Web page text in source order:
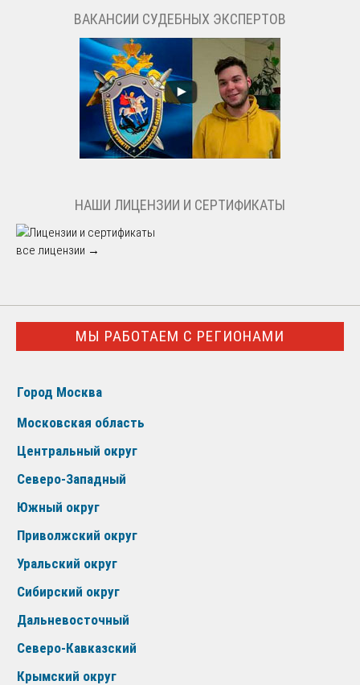
ВАКАНСИИ СУДЕБНЫХ ЭКСПЕРТОВ
НАШИ ЛИЦЕНЗИИ И СЕРТИФИКАТЫ
все лицензии →
МЫ РАБОТАЕМ С РЕГИОНАМИ
Город Москва
Московская область
Центральный округ
Северо-Западный
Южный округ
Приволжский округ
Уральский округ
Сибирский округ
Дальневосточный
Северо-Кавказский
Крымский округ